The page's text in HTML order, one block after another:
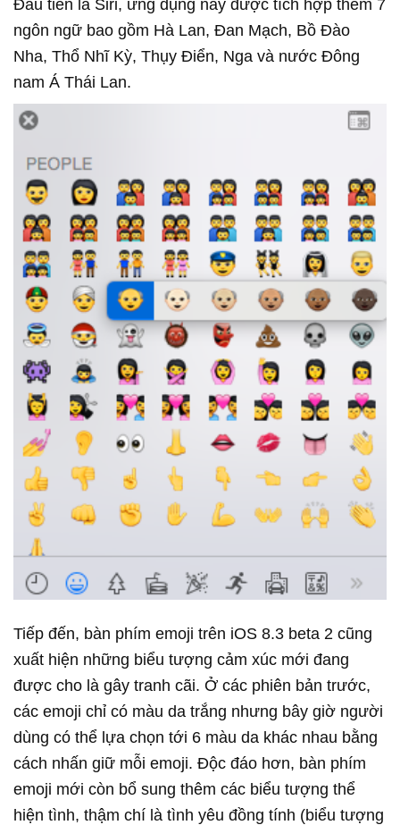
Đầu tiên là Siri, ứng dụng này được tích hợp thêm 7
ngôn ngữ bao gồm Hà Lan, Đan Mạch, Bồ Đào
Nha, Thổ Nhĩ Kỳ, Thụy Điển, Nga và nước Đông
nam Á Thái Lan.
Tiếp đến, bàn phím emoji trên iOS 8.3 beta 2 cũng
xuất hiện những biểu tượng cảm xúc mới đang
được cho là gây tranh cãi. Ở các phiên bản trước,
các emoji chỉ có màu da trắng nhưng bây giờ người
dùng có thể lựa chọn tới 6 màu da khác nhau bằng
cách nhấn giữ mỗi emoji. Độc đáo hơn, bàn phím
emoji mới còn bổ sung thêm các biểu tượng thể
hiện tình, thậm chí là tình yêu đồng tính (biểu tượng